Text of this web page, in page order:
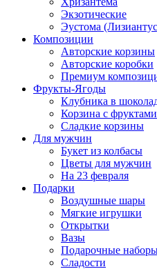
Экзотические
Эустома
Композиции
Авторские корзины
Авторские коробки
Премиум
Фрукты-Ягоды
Клубника в
Корзина с фруктами
Сладкие корзины
Для мужчин
Букет из колбасы
Цветы для мужчин
На 23 февраля
Подарки
Воздушные шары
Мягкие игрушки
Открытки
Вазы
Подарочные
Сладости